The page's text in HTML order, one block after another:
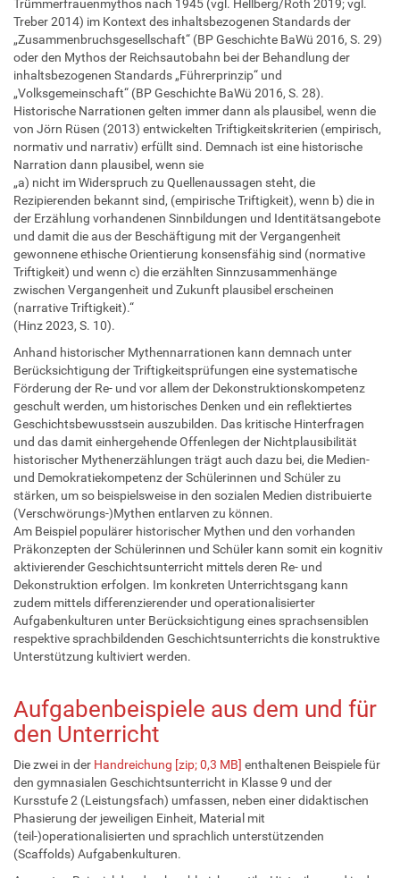
Trümmerfrauenmythos nach 1945 (vgl. Hellberg/Roth 2019; vgl.
Treber 2014) im Kontext des inhaltsbezogenen Standards der
„Zusammenbruchsgesellschaft“ (BP Geschichte BaWü 2016, S. 29)
oder den Mythos der Reichsautobahn bei der Behandlung der
inhaltsbezogenen Standards „Führerprinzip“ und
„Volksgemeinschaft“ (BP Geschichte BaWü 2016, S. 28).
Historische Narrationen gelten immer dann als plausibel, wenn die
von Jörn Rüsen (2013) entwickelten Triftigkeitskriterien (empirisch,
normativ und narrativ) erfüllt sind. Demnach ist eine historische
Narration dann plausibel, wenn sie
„a) nicht im Widerspruch zu Quellenaussagen steht, die
Rezipierenden bekannt sind, (empirische Triftigkeit), wenn b) die in
der Erzählung vorhandenen Sinnbildungen und Identitätsangebote
und damit die aus der Beschäftigung mit der Vergangenheit
gewonnene ethische Orientierung konsensfähig sind (normative
Triftigkeit) und wenn c) die erzählten Sinnzusammenhänge
zwischen Vergangenheit und Zukunft plausibel erscheinen
(narrative Triftigkeit).“
(Hinz 2023, S. 10).
Anhand historischer Mythennarrationen kann demnach unter
Berücksichtigung der Triftigkeitsprüfungen eine systematische
Förderung der Re- und vor allem der Dekonstruktionskompetenz
geschult werden, um historisches Denken und ein reflektiertes
Geschichtsbewusstsein auszubilden. Das kritische Hinterfragen
und das damit einhergehende Offenlegen der Nichtplausibilität
historischer Mythenerzählungen trägt auch dazu bei, die Medien-
und Demokratiekompetenz der Schülerinnen und Schüler zu
stärken, um so beispielsweise in den sozialen Medien distribuierte
(Verschwörungs-)Mythen entlarven zu können.
Am Beispiel populärer historischer Mythen und den vorhanden
Präkonzepten der Schülerinnen und Schüler kann somit ein kognitiv
aktivierender Geschichtsunterricht mittels deren Re- und
Dekonstruktion erfolgen. Im konkreten Unterrichtsgang kann
zudem mittels differenzierender und operationalisierter
Aufgabenkulturen unter Berücksichtigung eines sprachsensiblen
respektive sprachbildenden Geschichtsunterrichts die konstruktive
Unterstützung kultiviert werden.
Aufgabenbeispiele aus dem und für
den Unterricht
Die zwei in der Handreichung [zip; 0,3 MB] enthaltenen Beispiele für
den gymnasialen Geschichtsunterricht in Klasse 9 und der
Kursstufe 2 (Leistungsfach) umfassen, neben einer didaktischen
Phasierung der jeweiligen Einheit, Material mit
(teil-)operationalisierten und sprachlich unterstützenden
(Scaffolds) Aufgabenkulturen.